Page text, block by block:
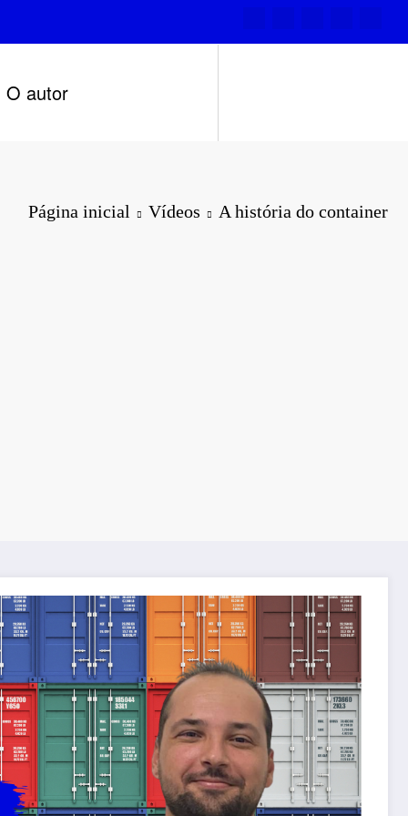
O autor
Página inicial Vídeos A história do container